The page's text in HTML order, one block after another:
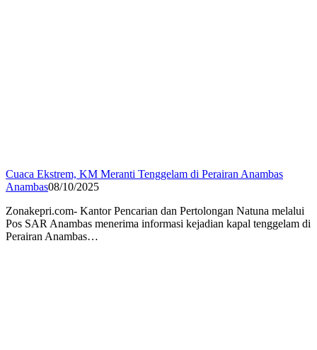
Cuaca Ekstrem, KM Meranti Tenggelam di Perairan Anambas
Anambas08/10/2025
Zonakepri.com- Kantor Pencarian dan Pertolongan Natuna melalui
Pos SAR Anambas menerima informasi kejadian kapal tenggelam di
Perairan Anambas…